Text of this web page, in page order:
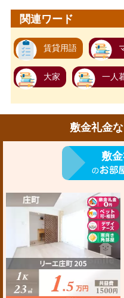
関連ワード
賃貸用語
大家 一人
敷金礼金
敷